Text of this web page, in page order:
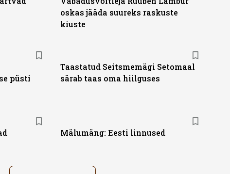
oskas jääda suureks raskuste
kiuste
püsti
Taastatud Seitsmemägi Setomaal
särab taas oma hiilguses
Mälumäng: Eesti linnused